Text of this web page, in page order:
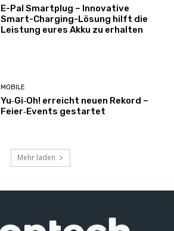
E-Pal Smartplug – Innovative
Smart-Charging-Lösung hilft die
Leistung eures Akku zu erhalten
MOBILE
Yu‑Gi‑Oh! erreicht neuen Rekord –
Feier‑Events gestartet
Mehr laden